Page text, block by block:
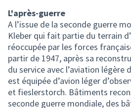
L'après-guerre
A l’issue de la seconde guerre
Kleber qui fait partie du terrain
réoccupée par les forces
partir de 1947, après sa
du service avec l’aviation légère
est équipée d’avion léger
et fieslerstorch. Bâtiments
seconde guerre mondiale, des